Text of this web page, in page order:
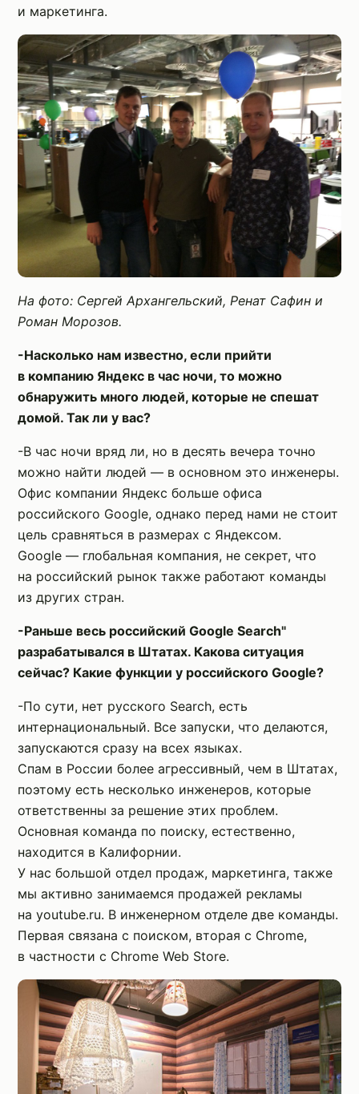
и маркетинга.
На фото: Сергей Архангельский, Ренат Сафин и
Роман Морозов.
-Насколько нам известно, если прийти
в компанию Яндекс в час ночи, то можно
обнаружить много людей, которые не спешат
домой. Так ли у вас?
-В час ночи вряд ли, но в десять вечера точно
можно найти людей — в основном это инженеры.
Офис компании Яндекс больше офиса
российского Google, однако перед нами не стоит
цель сравняться в размерах с Яндексом.
Google — глобальная компания, не секрет, что
на российский рынок также работают команды
из других стран.
-Раньше весь российский Google Search"
разрабатывался в Штатах. Какова ситуация
сейчас? Какие функции у российского Google?
-По сути, нет русского Search, есть
интернациональный. Все запуски, что делаются,
запускаются сразу на всех языках.
Спам в России более агрессивный, чем в Штатах,
поэтому есть несколько инженеров, которые
ответственны за решение этих проблем.
Основная команда по поиску, естественно,
находится в Калифорнии.
У нас большой отдел продаж, маркетинга, также
мы активно занимаемся продажей рекламы
на youtube.ru. В инженерном отделе две команды.
Первая связана с поиском, вторая с Chrome,
в частности с Chrome Web Store.